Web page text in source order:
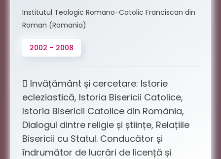
Institutul Teologic Romano-Catolic Franciscan din
Roman (Romania)
2002 – 2008
 Invățământ și cercetare: Istorie
ecleziastică, Istoria Bisericii Catolice,
Istoria Bisericii Catolice din România,
Dialogul dintre religie și științe, Relațiile
Bisericii cu Statul. Conducător și
îndrumător de lucrări de licență și